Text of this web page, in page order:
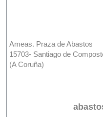
Ameas. Praza de Abastos
15703- Santiago de
(A Coruña)